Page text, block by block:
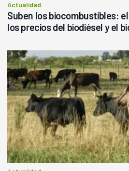
Actualidad
Suben los biocombustibles:
los precios del biodiésel y el